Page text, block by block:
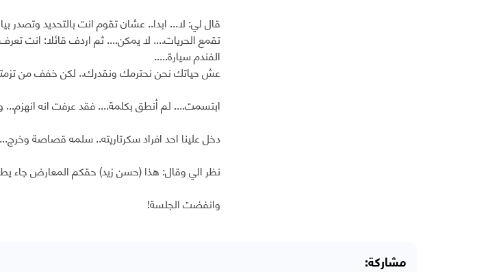
قال لي: لا... ابدا.. عشان تقوم انت بالتحديد وتصدر
تقمع الحريات.... لا يمكن.... ثم اردف قائلا: انت
الفندم سيارة.....
عش حياتك نحن نحترمك ونقدرك.. لكن خفف من
ابتسمت.... لم أنطق بكلمة.... فقد عرفت انه انهزم...
دخل علينا احد افراد سكرتاريته.. سلمه قصاصة وخرج...
نظر الي وقال: هذا (حسن زيد) حقكم المعارض جاء
وانفضت الجلسة!
مشاركة: